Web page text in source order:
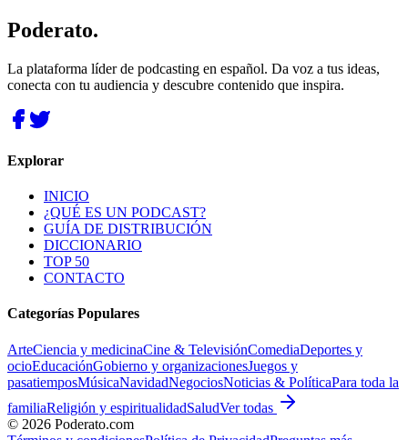
Poderato.
La plataforma líder de podcasting en español. Da voz a tus ideas,
conecta con tu audiencia y descubre contenido que inspira.
Explorar
INICIO
¿QUÉ ES UN PODCAST?
GUÍA DE DISTRIBUCIÓN
DICCIONARIO
TOP 50
CONTACTO
Categorías Populares
ArteCiencia y medicinaCine & TelevisiónComediaDeportes y
ocioEducaciónGobierno y organizacionesJuegos y
pasatiemposMúsicaNavidadNegociosNoticias & PolíticaPara toda la
familiaReligión y espiritualidadSaludVer todas
© 2026 Poderato.com